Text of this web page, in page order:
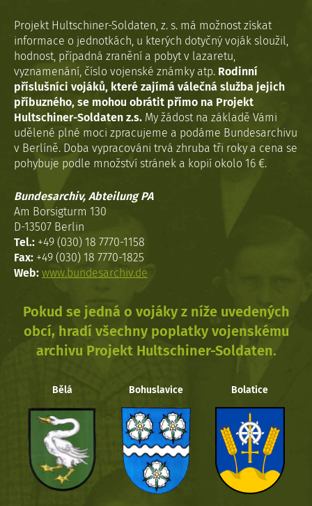
Projekt Hultschiner-Soldaten, z. s. má možnost získat
informace o jednotkách, u kterých dotyčný voják sloužil,
hodnost, případná zranění a pobyt v lazaretu,
vyznamenání, číslo vojenské známky atp. Rodinní
příslušníci vojáků, které zajímá válečná služba jejich
příbuzného, se mohou obrátit přímo na Projekt
Hultschiner-Soldaten z.s. My žádost na základě Vámi
udělené plné moci zpracujeme a podáme Bundesarchivu
v Berlíně. Doba vypracováni trvá zhruba tři roky a cena se
pohybuje podle množství stránek a kopií okolo 16 €.
Bundesarchiv, Abteilung PA
Am Borsigturm 130
D-13507 Berlin
Tel.: +49 (030) 18 7770-1158
Fax: +49 (030) 18 7770-1825
Web: www.bundesarchiv.de
Pokud se jedná o vojáky z níže uvedených
obcí, hradí všechny poplatky vojenskému
archivu Projekt Hultschiner-Soldaten.
Bělá Bohuslavice Bolatice